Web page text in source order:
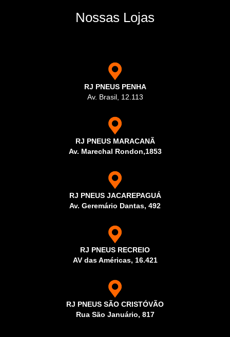
Nossas Lojas
RJ PNEUS PENHA
Av. Brasil, 12.113
RJ PNEUS MARACANÃ
Av. Marechal Rondon,1853
RJ PNEUS JACAREPAGUÁ
Av. Geremário Dantas, 492
RJ PNEUS RECREIO
AV das Américas, 16.421
RJ PNEUS SÃO CRISTÓVÃO
Rua São Januário, 817